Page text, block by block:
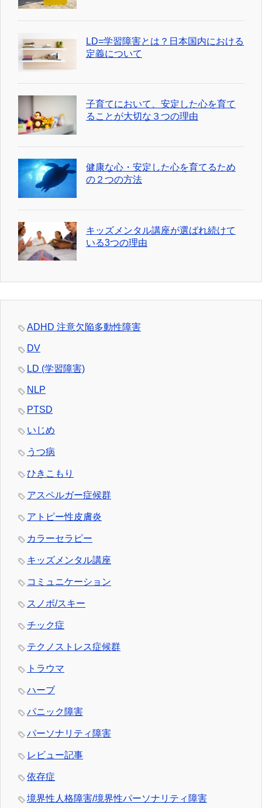
LD=学習障害とは？日本国内における
定義について
子育てにおいて、安定した心を育て
ることが大切な３つの理由
健康な心・安定した心を育てるため
の２つの方法
キッズメンタル講座が選ばれ続けて
いる3つの理由
ADHD 注意欠陥多動性障害
DV
LD (学習障害)
NLP
PTSD
いじめ
うつ病
ひきこもり
アスペルガー症候群
アトピー性皮膚炎
カラーセラピー
キッズメンタル講座
コミュニケーション
スノボ/スキー
チック症
テクノストレス症候群
トラウマ
ハーブ
パニック障害
パーソナリティ障害
レビュー記事
依存症
境界性人格障害/境界性パーソナリティ障害